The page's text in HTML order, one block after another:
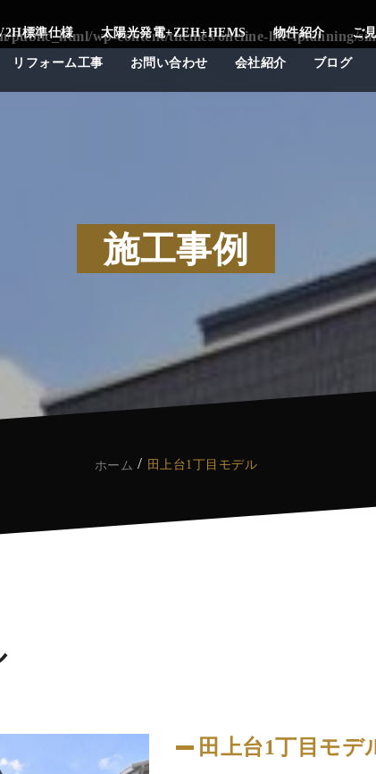
標準仕様 太陽光発電+ZEH+HEMS 物件紹介 ご
リフォーム工事 お問い合わせ 会社紹介 ブログ
public_html/wp-content/themes/oneline-lite-iplanning/
施工事例
ホーム 田上台1丁目モデル
田上台1丁目モデ